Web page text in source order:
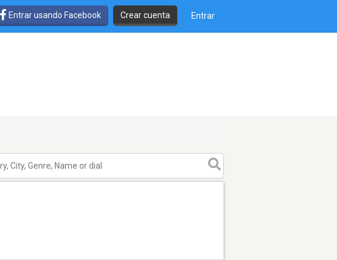
Entrar usando Facebook Crear cuenta Entrar